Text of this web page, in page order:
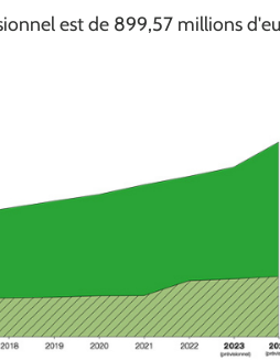
est de 899,57 millions